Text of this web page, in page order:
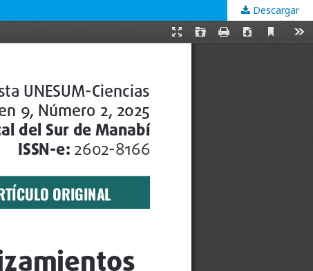
Descargar